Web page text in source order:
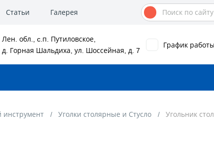
Статьи Галерея
Лен. обл., c.п. Путиловское,
д. Горная Шальдиха, ул. Шоссейная, д. 7
График работы
инструмент Уголки столярные и Стусло Угольник